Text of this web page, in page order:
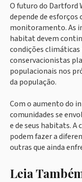
O futuro do Dartford
depende de esforços
monitoramento. As
habitat devem
condições climáticas
conservacionistas
populacionais nos
da população.
Com o aumento do
comunidades se
e de seus habitats. A
podem fazer a
outras que ainda
Leia